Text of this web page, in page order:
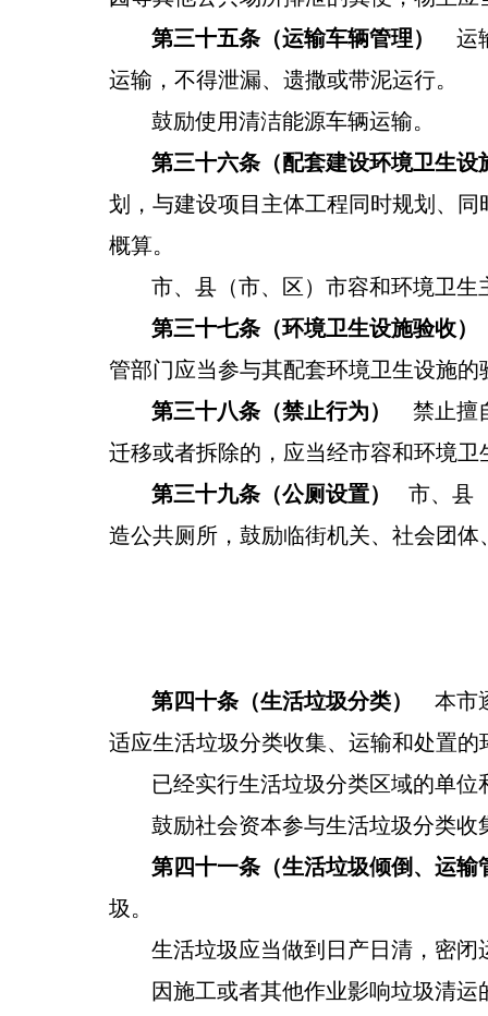
第三十五条（运输车辆管理）
运
运输，不得泄漏、遗撒或带泥运行。
鼓励使用清洁能源车辆运输。
第三十六条（配套建设环境卫生设
划
， 与建设项目主体工程同时规划、
同
概算。
市、县（市、 区）市容和环境卫
第三十七条（环境卫生设施验收）
管部门应当参与其配套环境卫生设施
第三十八条（禁止行为）
禁止擅
迁移或者拆除的，应当经市容和环境卫
第三十九条 （公厕设置）
市、县
造公共厕所 ， 鼓励临街机关、 社会团体
第四十条（生活垃圾分类）
本市
适应生活垃圾分类收集、运输和处置的
已经实行生活垃圾分类区域的单
鼓励社会资本参与生活垃圾分类收
第四十一条（生活垃圾倾倒、运输
圾。
生活垃圾应当做到日产日清，密
因施工或者其他作业影响垃圾清